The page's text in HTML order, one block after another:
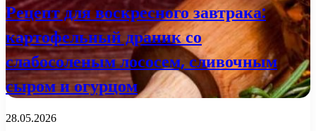
Рецепт для воскресного завтрака:
картофельный драник со
слабосоленым лососем, сливочным
сыром и огурцом
28.05.2026